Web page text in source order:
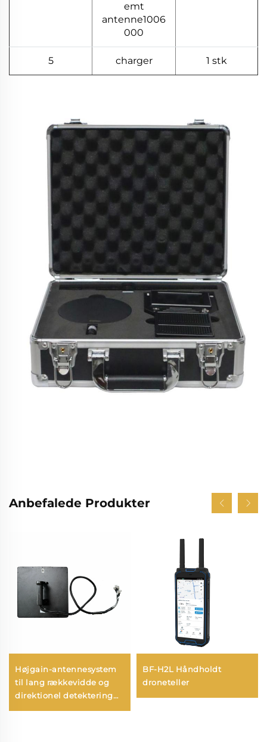
emt
antenne1006
000
5 charger 1 stk
Anbefalede Produkter
Højgain-antennesystem
til lang rækkevidde og
direktionel detektering
BF-H2L Håndholdt
droneteller